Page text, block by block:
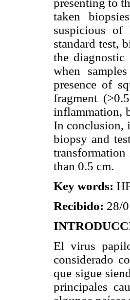
taken
suspicious
standard test,
the
when
presence of
fragment
inflammation,
In conclusion,
biopsy and
than 0.5 cm.
Key words:
Recibido: 28/
El virus
considerado
que sigue
principales